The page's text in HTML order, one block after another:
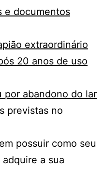
e documentos
extraordinário
20 anos de uso
por abandono do lar
previstas no
possuir como seu
a sua